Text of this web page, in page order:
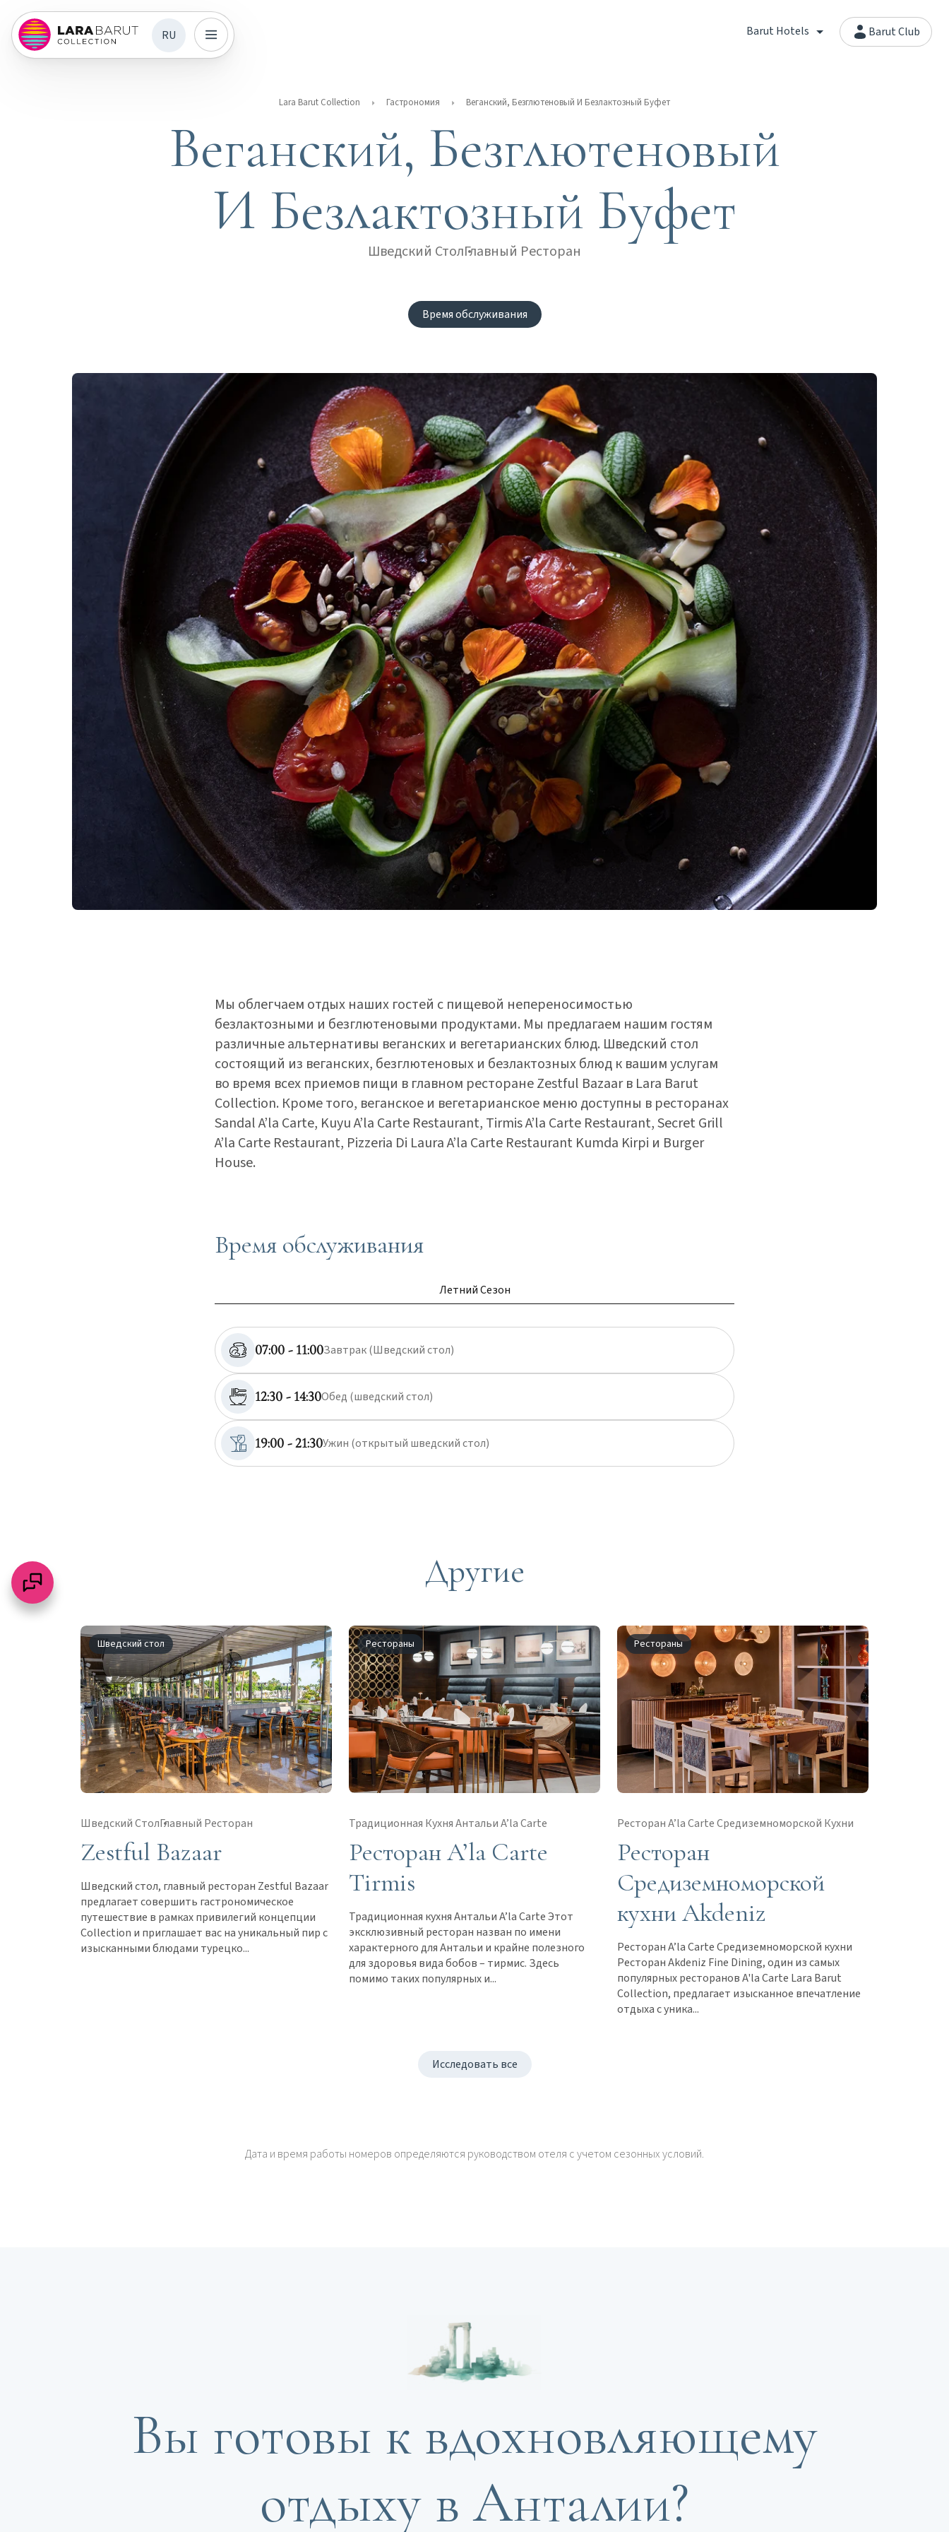
RU Barut Hotels Barut Club
Lara Barut Collection Гастрономия Веганский, Безглютеновый И Безлактозный Буфет
Веганский, Безглютеновый
И Безлактозный Буфет
Шведский СтолГлавный Ресторан
Время обслуживания
Мы облегчаем отдых наших гостей с пищевой непереносимостью
безлактозными и безглютеновыми продуктами. Мы предлагаем нашим гостям
различные альтернативы веганских и вегетарианских блюд. Шведский стол
состоящий из веганских, безглютеновых и безлактозных блюд к вашим услугам
во время всех приемов пищи в главном ресторане Zestful Bazaar в Lara Barut
Collection. Кроме того, веганское и вегетарианское меню доступны в ресторанах
Sandal A’la Carte, Kuyu A’la Carte Restaurant, Tirmis A’la Carte Restaurant, Secret Grill
A’la Carte Restaurant, Pizzeria Di Laura A’la Carte Restaurant Kumda Kirpi и Burger
House.
Время обслуживания
Летний Сезон
07:00 - 11:00Завтрак (Шведский стол)
12:30 - 14:30Обед (шведский стол)
19:00 - 21:30Ужин (открытый шведский стол)
Другие
Шведский стол
Шведский СтолГлавный Ресторан
Zestful Bazaar
Шведский стол, главный ресторан Zestful Bazaar
предлагает совершить гастрономическое
путешествие в рамках привилегий концепции
Collection и приглашает вас на уникальный пир с
изысканными блюдами турецко...
Рестораны
Традиционная Кухня Антальи A’la Carte
Ресторан A’la Carte
Tirmis
Традиционная кухня Антальи A’la Carte Этот
эксклюзивный ресторан назван по имени
характерного для Антальи и крайне полезного
для здоровья вида бобов – тирмис. Здесь
помимо таких популярных и...
Рестораны
Ресторан A’la Carte Средиземноморской Кухни
Ресторан
Средиземноморской
кухни Akdeniz
Ресторан A’la Carte Средиземноморской кухни
Ресторан Akdeniz Fine Dining, один из самых
популярных ресторанов A'la Carte Lara Barut
Collection, предлагает изысканное впечатление
отдыха с уника...
Исследовать все
Дата и время работы номеров определяются руководством отеля с учетом сезонных условий.
Вы готовы к вдохновляющему
отдыху в Анталии?